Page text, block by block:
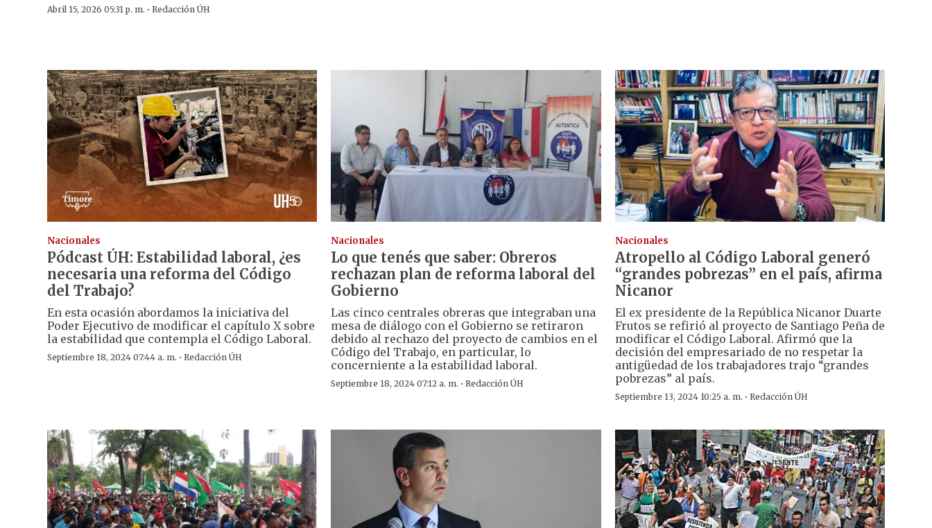
Abril 15, 2026 05:31 p. m. · Redacción ÚH
Nacionales
Pódcast ÚH: Estabilidad laboral, ¿es
necesaria una reforma del Código
del Trabajo?
En esta ocasión abordamos la iniciativa del
Poder Ejecutivo de modificar el capítulo X sobre
la estabilidad que contempla el Código Laboral.
Septiembre 18, 2024 07:44 a. m. · Redacción ÚH
Nacionales
Lo que tenés que saber: Obreros
rechazan plan de reforma laboral del
Gobierno
Las cinco centrales obreras que integraban una
mesa de diálogo con el Gobierno se retiraron
debido al rechazo del proyecto de cambios en el
Código del Trabajo, en particular, lo
concerniente a la estabilidad laboral.
Septiembre 18, 2024 07:12 a. m. ·Redacción ÚH
Nacionales
Atropello al Código Laboral generó
“grandes pobrezas” en el país, afirma
Nicanor
El ex presidente de la República Nicanor Duarte
Frutos se refirió al proyecto de Santiago Peña de
modificar el Código Laboral. Afirmó que la
decisión del empresariado de no respetar la
antigüedad de los trabajadores trajo “grandes
pobrezas” al país.
Septiembre 13, 2024 10:25 a. m. · Redacción ÚH